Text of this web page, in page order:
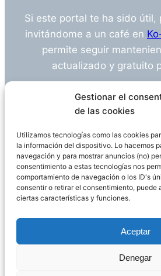
Gestionar el
de las cookies
Utilizamos tecnologías como las cookies
la información del dispositivo. Lo hacemos
navegación y para mostrar anuncios (no)
consentimiento a estas tecnologías nos
comportamiento de navegación o los ID's
consentir o retirar el consentimiento, puede
ciertas características y funciones.
Aceptar
Denegar
Si este portal te ha sido útil,
invitándome a un café en
permite seguir
actualizado y gratuito
¿Tienes alguna duda o
Descargo de Responsabilidad
Declaración de Privacidad
WordPress